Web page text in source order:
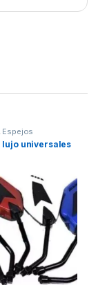
, Espejos
lujo universales